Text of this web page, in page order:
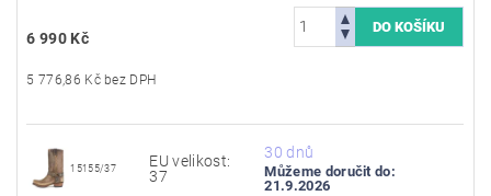
6 990 Kč
5 776,86 Kč bez DPH
15155/37
EU velikost:
37
30 dnů
Můžeme doručit do:
21.9.2026